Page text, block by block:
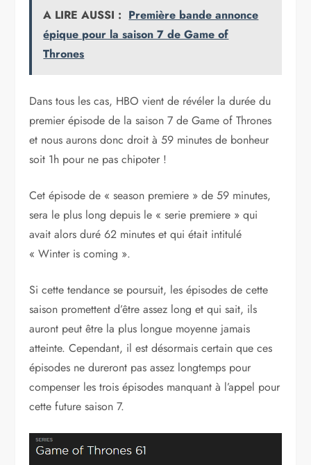
A LIRE AUSSI : Première bande annonce
épique pour la saison 7 de Game of
Thrones
Dans tous les cas, HBO vient de révéler la durée du
premier épisode de la saison 7 de Game of Thrones
et nous aurons donc droit à 59 minutes de bonheur
soit 1h pour ne pas chipoter !
Cet épisode de « season premiere » de 59 minutes,
sera le plus long depuis le « serie premiere » qui
avait alors duré 62 minutes et qui était intitulé
« Winter is coming ».
Si cette tendance se poursuit, les épisodes de cette
saison promettent d’être assez long et qui sait, ils
auront peut être la plus longue moyenne jamais
atteinte. Cependant, il est désormais certain que ces
épisodes ne dureront pas assez longtemps pour
compenser les trois épisodes manquant à l’appel pour
cette future saison 7.